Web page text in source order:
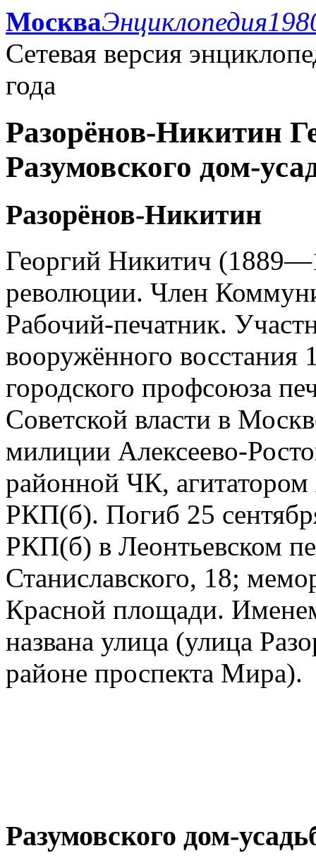
МоскваЭнциклопедия
Сетевая версия
года
Разорёнов-Никитин
Разумовского дом-
Разорёнов-Никитин
Георгий Никитич
революции. Член
Рабочий-печатник.
вооружённого восстания
городского профсоюза
Советской власти в
милиции Алексеево-
районной ЧК,
РКП(б). Погиб 25
РКП(б) в Леонтьевском
Станиславского, 18;
Красной площади.
названа улица (улица
районе проспекта Мира).
Разумовского дом-